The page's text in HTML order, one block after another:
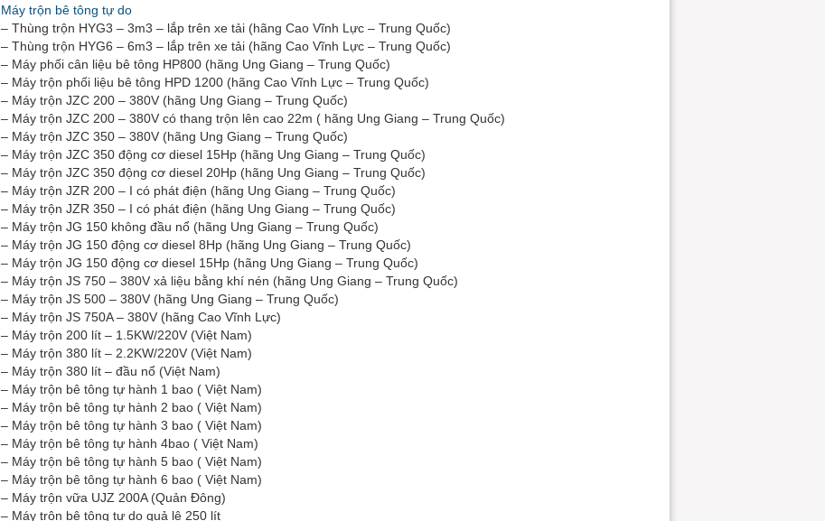
Máy trộn bê tông tự do
– Thùng trộn HYG3 – 3m3 – lắp trên xe tải (hãng Cao Vĩnh Lực – Trung Quốc)
– Thùng trộn HYG6 – 6m3 – lắp trên xe tải (hãng Cao Vĩnh Lực – Trung Quốc)
– Máy phối cân liệu bê tông HP800 (hãng Ung Giang – Trung Quốc)
– Máy trộn phối liệu bê tông HPD 1200 (hãng Cao Vĩnh Lực – Trung Quốc)
– Máy trộn JZC 200 – 380V (hãng Ung Giang – Trung Quốc)
– Máy trộn JZC 200 – 380V có thang trộn lên cao 22m ( hãng Ung Giang – Trung Quốc)
– Máy trộn JZC 350 – 380V (hãng Ung Giang – Trung Quốc)
– Máy trộn JZC 350 động cơ diesel 15Hp (hãng Ung Giang – Trung Quốc)
– Máy trộn JZC 350 động cơ diesel 20Hp (hãng Ung Giang – Trung Quốc)
– Máy trộn JZR 200 – I có phát điện (hãng Ung Giang – Trung Quốc)
– Máy trộn JZR 350 – I có phát điện (hãng Ung Giang – Trung Quốc)
– Máy trộn JG 150 không đầu nổ (hãng Ung Giang – Trung Quốc)
– Máy trộn JG 150 động cơ diesel 8Hp (hãng Ung Giang – Trung Quốc)
– Máy trộn JG 150 động cơ diesel 15Hp (hãng Ung Giang – Trung Quốc)
– Máy trộn JS 750 – 380V xả liệu bằng khí nén (hãng Ung Giang – Trung Quốc)
– Máy trộn JS 500 – 380V (hãng Ung Giang – Trung Quốc)
– Máy trộn JS 750A – 380V (hãng Cao Vĩnh Lực)
– Máy trộn 200 lít – 1.5KW/220V (Việt Nam)
– Máy trộn 380 lít – 2.2KW/220V (Việt Nam)
– Máy trộn 380 lít – đầu nổ (Việt Nam)
– Máy trộn bê tông tự hành 1 bao ( Việt Nam)
– Máy trộn bê tông tự hành 2 bao ( Việt Nam)
– Máy trộn bê tông tự hành 3 bao ( Việt Nam)
– Máy trộn bê tông tự hành 4bao ( Việt Nam)
– Máy trộn bê tông tự hành 5 bao ( Việt Nam)
– Máy trộn bê tông tự hành 6 bao ( Việt Nam)
– Máy trộn vữa UJZ 200A (Quản Đông)
– Máy trộn bê tông tự do quả lê 250 lít